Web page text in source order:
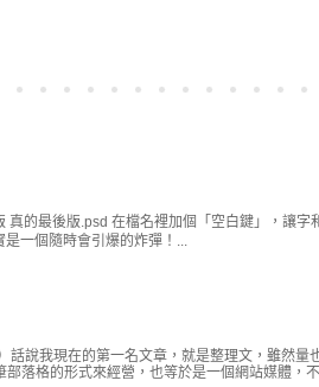
的最後版.psd 在檔名裡加個「空白鍵」，讓字
一個隨時會引爆的炸彈！...
說我現在的第一名文章，就是整理文，雖然量
落格的形式來經營，也等於是一個網站媒體，不